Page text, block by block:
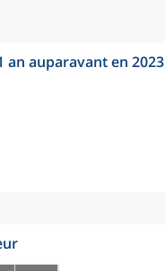
an auparavant en 2023